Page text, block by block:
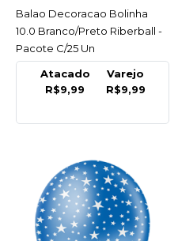
ACESSAR
Balao Decoracao Bolinha
10.0 Branco/Preto Riberball -
Pacote C/25 Un
Atacado
R$9,99
Varejo
R$9,99